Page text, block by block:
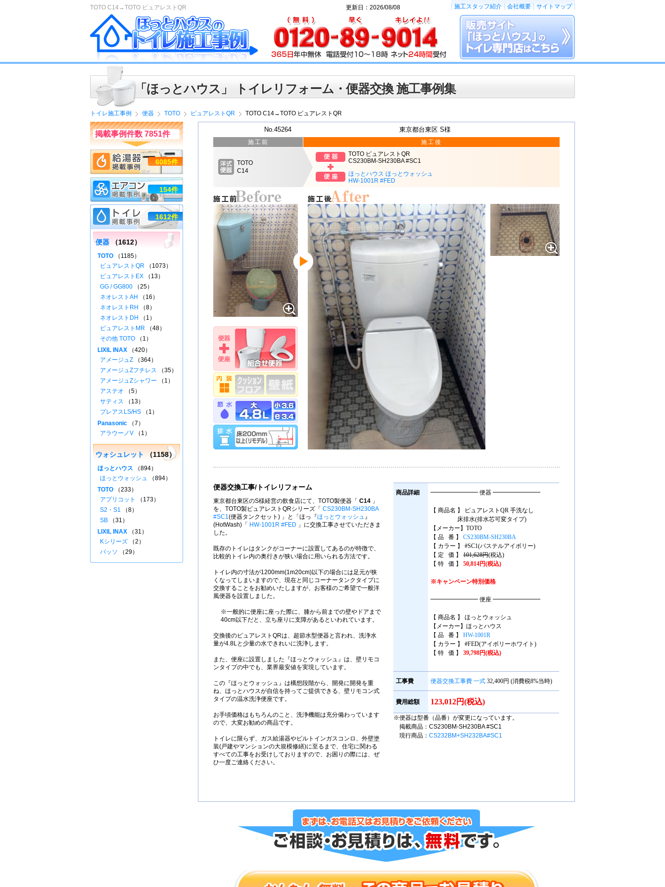
TOTO C14→TOTO ピュアレストQR
「ほっとハウス」 トイレリフォーム・便器交換 施工事例集
トイレ施工事例 便器 TOTO ピュアレストQR TOTO C14→TOTO ピュアレストQR
No.45264 東京都台東区 S様
施工前
TOTO
C14
施工後
TOTO ピュアレストQR
CS230BM-SH230BA #SC1
ほっとハウス ほっとウォッシュ
HW-1001R #FED
便器交換工事/トイレリフォーム
東京都台東区のS様経営の飲食店にて、TOTO製便器「 C14 」
を、TOTO製ピュアレストQRシリーズ「 CS230BM-SH230BA
#SC1(便器タンクセット) 」と「ほっ『ほっとウォッシュ』
(HotWash)「
HW-1001R #FED 」に交換工事させていただきま
した。
既存のトイレはタンクがコーナーに設置してあるのが特徴で、
比較的トイレ内の奥行きが狭い場合に用いられる方法です。
トイレ内の寸法が1200mm(1m20cm)以下の場合には足元が狭
くなってしまいますので、現在と同じコーナータンクタイプに
交換することをお勧めいたしますが、お客様のご希望で一般洋
風便器を設置しました。
※一般的に便座に座った際に、膝から前までの壁やドアまで
40cm以下だと、立ち座りに支障があるといわれています。
交換後のピュアレストQRは、超節水型便器と言われ、洗浄水
量が4.8Lと少量の水できれいに洗浄します。
また、便座に設置しました『ほっとウォッシュ』は、壁リモコ
ンタイプの中でも、業界最安値を実現しています。
この『ほっとウォッシュ』は構想段階から、開発に開発を重
ね、ほっとハウスが自信を持ってご提供できる、壁リモコン式
タイプの温水洗浄便座です。
お手頃価格はもちろんのこと、洗浄機能は充分備わっています
ので、大変お勧めの商品です。
トイレに限らず、ガス給湯器やビルトインガスコンロ、外壁塗
装(戸建やマンションの大規模修繕)に至るまで、住宅に関わる
すべての工事をお受けしておりますので、お困りの際には、ぜ
ひ一度ご連絡ください。
商品詳細 ━━━━━━━━ 便器 ━━━━━━━━
【 商品名 】 ピュアレストQR 手洗なし
床排水(排水芯可変タイプ)
【メーカー】TOTO
【 品 番 】 CS230BM-SH230BA
【 カラー 】 #SC1(パステルアイボリー)
【 定 価 】 101,628円(税込)
【 特 価 】 50,814円(税込)
※キャンペーン特別価格
━━━━━━━━ 便座 ━━━━━━━━
【 商品名 】 ほっとウォッシュ
【メーカー】ほっとハウス
【 品 番 】 HW-1001R
【 カラー 】 #FED(アイボリーホワイト)
【 特 価 】 39,798円(税込)
工事費 便器交換工事費 一式 32,400円 (消費税8%当時)
費用総額 123,012円(税込)
※便器は型番（品番）が変更になっています。
掲載商品：CS230BM-SH230BA #SC1
現行商品： CS232BM+SH232BA#SC1
掲載事例件数 7851件
6085件
154件
1612件
便器 （1612）
TOTO （1185）
ピュアレストQR （1073）
ピュアレストEX （13）
GG / GG800 （25）
ネオレストAH
（16）
ネオレストRH
（8）
ネオレストDH
（1）
ピュアレストMR （48）
その他 TOTO （1）
LIXIL INAX （420）
アメージュZ （364）
アメージュZフチレス （35）
アメージュZシャワー （1）
アステオ （5）
サティス （13）
プレアスLS/HS （1）
Panasonic （7）
アラウーノV （1）
ウォシュレット （1158）
ほっとハウス （894）
ほっとウォッシュ （894）
TOTO （233）
アプリコット
（173）
S2・S1 （8）
SB （31）
LIXIL INAX （31）
Kシリーズ （2）
パッソ （29）
更新日：2026/08/08 施工スタッフ紹介 会社概要 サイトマップ